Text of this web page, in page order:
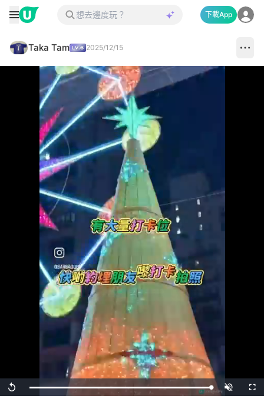
下載App
Taka Tam 2025/12/15
Replay Loaded:
100.00%
Unmute